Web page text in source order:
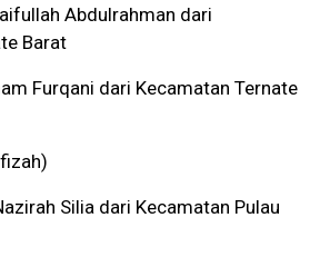
Abdulrahman dari
Barat
Furqani dari Kecamatan Ternate
Silia dari Kecamatan Pulau